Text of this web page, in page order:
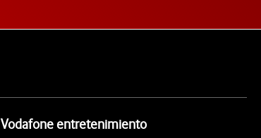
Vodafone entretenimiento